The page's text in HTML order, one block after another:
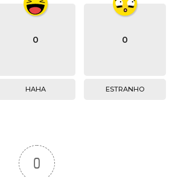
0
HAHA
0
ESTRANHO
0